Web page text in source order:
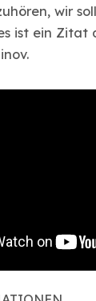
wir
ist ein Zitat